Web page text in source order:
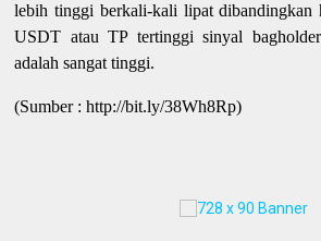
lebih tinggi berkali-kali lipat dibandingkan
USDT atau TP tertinggi sinyal
adalah sangat tinggi.
(Sumber : http://bit.ly/38Wh8Rp)